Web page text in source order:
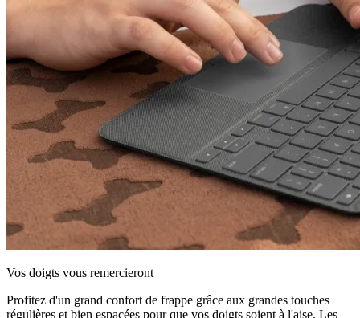
Vos doigts vous remercieront
Profitez d'un grand confort de frappe grâce aux grandes touches
régulières et bien espacées pour que vos doigts soient à l'aise. Les